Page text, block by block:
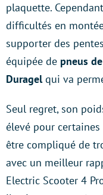
plaquette.
difficultés en
supporter des
équipée de pneus
Duragelqui va
Seul regret, son
élevé pour certaines
être compliqué de
avec un meilleur
Electric Scooter 4